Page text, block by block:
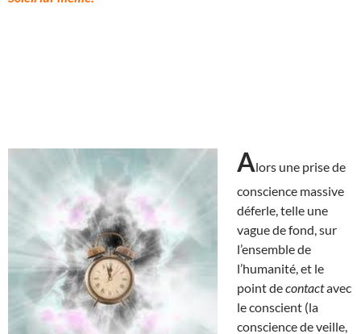
Alors une prise de
conscience massive
déferle, telle une
vague de fond, sur
l’ensemble de
l’humanité, et le
point decontactavec
le conscient (la
conscience de veille,